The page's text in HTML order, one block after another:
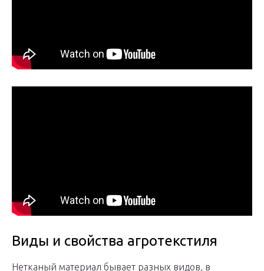
Виды и свойства агротекстиля
Нетканый материал бывает разных видов, в